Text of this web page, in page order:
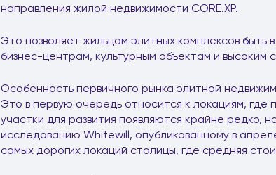
направления жилой недвижимости CORE.XP.
Это позволяет жильцам элитных комплексов быть
бизнес-центрам, культурным объектам и высоким
Особенность первичного рынка элитной
Это в первую очередь относится к локациям, где
участки для развития появляются крайне редко,
исследованию Whitewill, опубликованному в
самых дорогих локаций столицы, где средняя